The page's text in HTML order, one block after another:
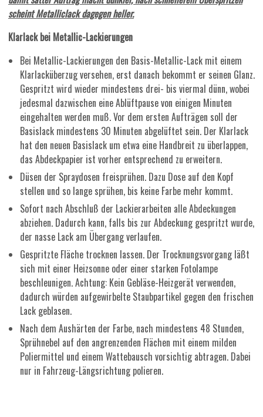
scheint Metalliclack dagegen heller.
Klarlack bei Metallic-Lackierungen
Bei Metallic-Lackierungen den Basis-Metallic-Lack mit einem
Klarlacküberzug versehen, erst danach bekommt er seinen Glanz.
Gespritzt wird wieder mindestens drei- bis viermal dünn, wobei
jedesmal dazwischen eine Ablüftpause von einigen Minuten
eingehalten werden muß. Vor dem ersten Aufträgen soll der
Basislack mindestens 30 Minuten abgelüftet sein. Der Klarlack
hat den neuen Basislack um etwa eine Handbreit zu überlappen,
das Abdeckpapier ist vorher entsprechend zu erweitern.
Düsen der Spraydosen freisprühen. Dazu Dose auf den Kopf
stellen und so lange sprühen, bis keine Farbe mehr kommt.
Sofort nach Abschluß der Lackierarbeiten alle Abdeckungen
abziehen. Dadurch kann, falls bis zur Abdeckung gespritzt wurde,
der nasse Lack am Übergang verlaufen.
Gespritzte Fläche trocknen lassen. Der Trocknungsvorgang läßt
sich mit einer Heizsonne oder einer starken Fotolampe
beschleunigen. Achtung: Kein Gebläse-Heizgerät verwenden,
dadurch würden aufgewirbelte Staubpartikel gegen den frischen
Lack geblasen.
Nach dem Aushärten der Farbe, nach mindestens 48 Stunden,
Sprühnebel auf den angrenzenden Flächen mit einem milden
Poliermittel und einem Wattebausch vorsichtig abtragen. Dabei
nur in Fahrzeug-Längsrichtung polieren.